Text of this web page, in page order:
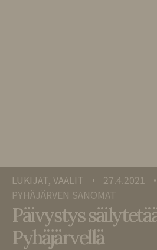
LUKIJAT, VAALIT • 27.4.2021 •
PYHÄJÄRVEN SANOMAT
Päivystys
Pyhäjärvellä